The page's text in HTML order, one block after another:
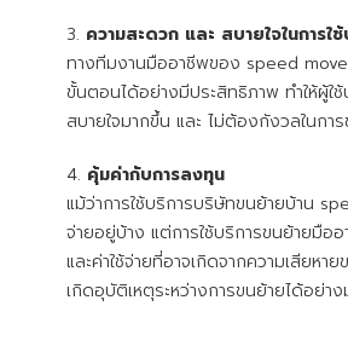
ความสะดวก และ สบายใจในการใ
ทางทีมงานมืออาชีพของ speed
ขั้นตอนได้อย่างมีประสิทธิภาพ ทำให้ผู้ใ
สบายใจมากขึ้น และ ไม่ต้องกังวลในก
คุ้มค่ากับการลงทุน
แม้ว่าการใช้บริการบริษัทขนย้ายบ้าน
จ่ายอยู่บ้าง แต่การใช้บริการขนย้ายมือ
และค่าใช้จ่ายที่อาจเกิดจากความเสียห
เกิดอุบัติเหตุระหว่างการขนย้ายได้อย่าง